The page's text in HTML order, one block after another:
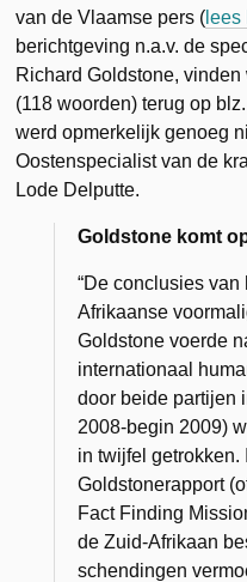
van de Vlaamse pers ( lees
berichtgeving n.a.v. de
Richard Goldstone,
(118 woorden) terug op
werd opmerkelijk genoeg
Oostenspecialist van de
Lode Delputte.
Goldstone komt
“De conclusies
Afrikaanse
Goldstone voerde
internationaal
door beide partijen
2008-begin 2009)
in twijfel getrokken.
Goldstonerapport
Fact Finding
de Zuid-Afrikaan
schendingen